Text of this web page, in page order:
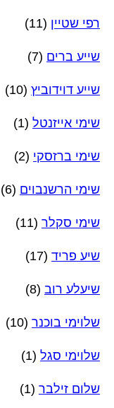
רפי שטיין (11)
שייע ברים (7)
שייע דוידוביץ (10)
שימי אייזנטל (1)
שימי ברזסקי (2)
שימי הרשנבוים (6)
שימי סקלר (11)
שיע פריד (17)
שיעלע רוב (8)
שלוימי בוכנר (10)
שלוימי סגל (1)
שלום זילבר (1)